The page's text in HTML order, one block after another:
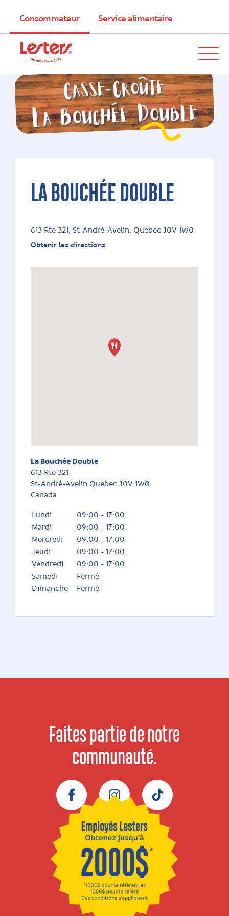
Consommateur Service alimentaire
LA BOUCHÉE DOUBLE
613 Rte 321, St-André-Avelin, Quebec J0V 1W0
Obtenir les directions
La Bouchée Double
613 Rte 321
St-André-Avelin Quebec J0V 1W0
Canada
Lundi
09:00 - 17:00
Mardi
09:00 - 17:00
Mercredi
09:00 - 17:00
Jeudi
09:00 - 17:00
Vendredi
09:00 - 17:00
Samedi
Fermé
Dimanche
Fermé
Faites partie de notre
communauté.
Facebook Instagram TikTok